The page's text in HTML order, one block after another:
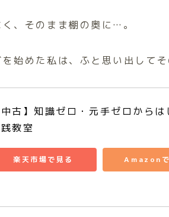
、そのまま棚の奥に…。
始めた私は、ふと思い出して
中古】知識ゼロ・元手ゼロから
教室
楽天市場で見る Amazon